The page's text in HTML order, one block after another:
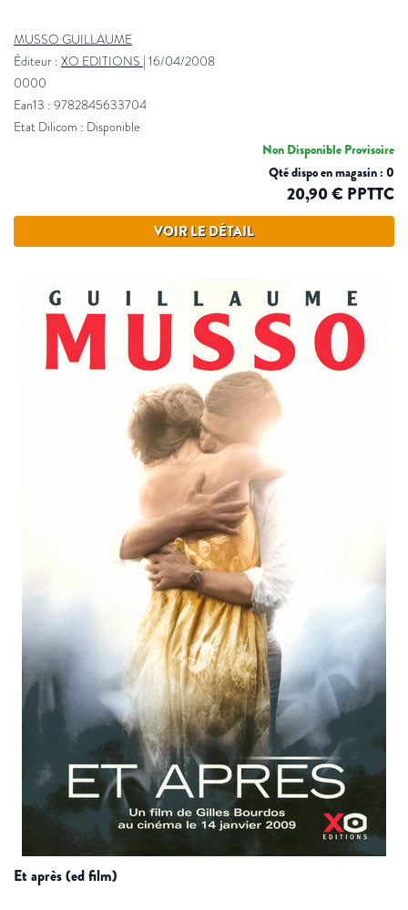
MUSSO GUILLAUME
Éditeur : XO EDITIONS | 16/04/2008
0000
Ean13 : 9782845633704
Etat Dilicom : Disponible
Non Disponible Provisoire
Qté dispo en magasin : 0
20,90 € PPTTC
VOIR LE DÉTAIL
et après (ed film)